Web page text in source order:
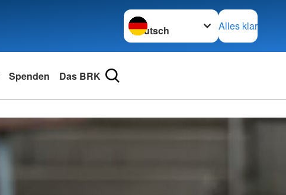
Sprache wechseln zu
Alles klar
Spenden Das BRK